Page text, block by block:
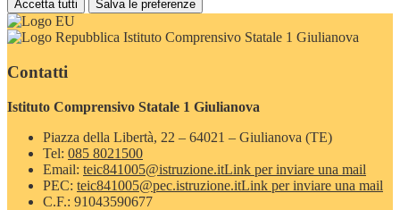
Accetta tutti Salva le preferenze
Istituto Comprensivo Statale 1 Giulianova
Contatti
Istituto Comprensivo Statale 1 Giulianova
Piazza della Libertà, 22 – 64021 – Giulianova (TE)
Tel: 085 8021500
Email: teic841005@istruzione.itLink per inviare una mail
PEC: teic841005@pec.istruzione.itLink per inviare una mail
C.F.: 91043590677